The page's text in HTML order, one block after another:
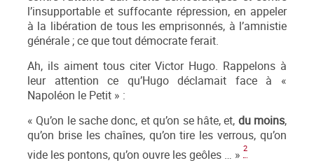
l’insupportable et suffocante répression, en appeler
à la libération de tous les emprisonnés, à l’amnistie
générale ; ce que tout démocrate ferait.
Ah, ils aiment tous citer Victor Hugo. Rappelons à
leur attention ce qu’Hugo déclamait face à «
Napoléon le Petit » :
« Qu’on le sache donc, et qu’on se hâte, et, du moins,
qu’on brise les chaînes, qu’on tire les verrous, qu’on
vide les pontons, qu’on ouvre les geôles … » 2